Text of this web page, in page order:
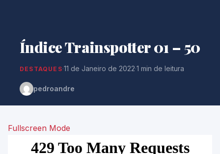
Índice Trainspotter 01 – 50
DESTAQUES·11 de Janeiro de 2022·1 min de leitura
pedroandre
Fullscreen Mode